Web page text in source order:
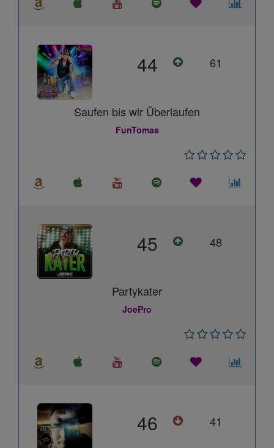
44 61
Saufen bis wir Überlaufen
FunTomas
45 48
Partykater
JoePro
46 41